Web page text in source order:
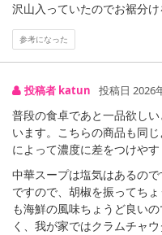
沢山入っていたのでお裾分け
参考になった
投稿者 katun 投稿日 2026
普段の食卓であと一品欲し
います。こちらの商品も同
によって濃度に差をつけやす
中華スープは塩気はあるの
ですので、胡椒を振ってち
も海鮮の風味ちょうど良い
く、我が家ではクラムチャ